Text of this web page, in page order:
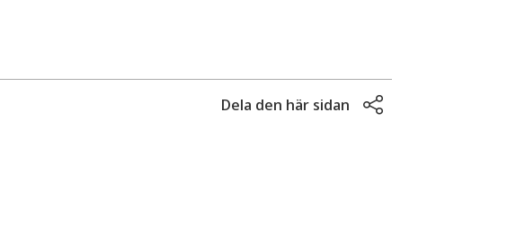
Dela den här sidan